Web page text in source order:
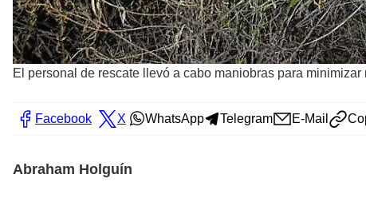
El personal de rescate llevó a cabo maniobras para minimizar
Facebook X WhatsApp Telegram E-Mail
Abraham Holguín